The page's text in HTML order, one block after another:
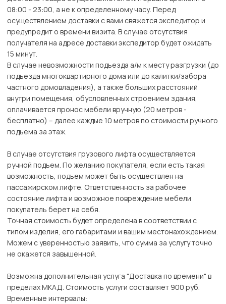
08:00 - 23:00, а не к определенному часу. Перед
осуществлением доставки с вами свяжется экспедитор и
предупредит о времени визита. В случае отсутствия
получателя на адресе доставки экспедитор будет ожидать
15 минут.
В случае невозможности подъезда а/м к месту разгрузки (до
подъезда многоквартирного дома или до калитки/забора
частного домовладения), а также больших расстояний
внутри помещения, обусловленных строением здания,
оплачивается пронос мебели вручную (20 метров -
бесплатно) – далее каждые 10 метров по стоимости ручного
подъема за этаж.
В случае отсутствия грузового лифта осуществляется
ручной подъем. По желанию покупателя, если есть такая
возможность, подъем может быть осуществлен на
пассажирском лифте. Ответственность за рабочее
состояние лифта и возможное повреждение мебели
покупатель берет на себя.
Точная стоимость будет определена в соответствии с
типом изделия, его габаритами и вашим местонахождением.
Можем с уверенностью заявить, что сумма за услугу точно
не окажется завышенной.
Возможна дополнительная услуга "Доставка по времени" в
пределах МКАД. Стоимость услуги составляет 900 руб.
Временные интервалы: